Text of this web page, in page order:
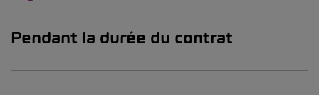
Pendant la durée du contrat